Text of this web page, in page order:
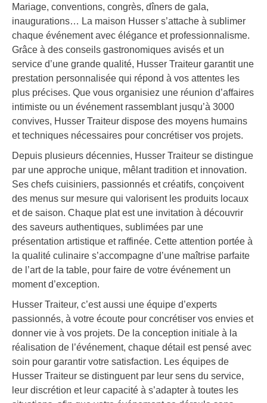
Mariage, conventions, congrès, dîners de gala,
inaugurations… La maison Husser s’attache à sublimer
chaque événement avec élégance et professionnalisme.
Grâce à des conseils gastronomiques avisés et un
service d’une grande qualité, Husser Traiteur garantit une
prestation personnalisée qui répond à vos attentes les
plus précises. Que vous organisiez une réunion d’affaires
intimiste ou un événement rassemblant jusqu’à 3000
convives, Husser Traiteur dispose des moyens humains
et techniques nécessaires pour concrétiser vos projets.
Depuis plusieurs décennies, Husser Traiteur se distingue
par une approche unique, mêlant tradition et innovation.
Ses chefs cuisiniers, passionnés et créatifs, conçoivent
des menus sur mesure qui valorisent les produits locaux
et de saison. Chaque plat est une invitation à découvrir
des saveurs authentiques, sublimées par une
présentation artistique et raffinée. Cette attention portée à
la qualité culinaire s’accompagne d’une maîtrise parfaite
de l’art de la table, pour faire de votre événement un
moment d’exception.
Husser Traiteur, c’est aussi une équipe d’experts
passionnés, à votre écoute pour concrétiser vos envies et
donner vie à vos projets. De la conception initiale à la
réalisation de l’événement, chaque détail est pensé avec
soin pour garantir votre satisfaction. Les équipes de
Husser Traiteur se distinguent par leur sens du service,
leur discrétion et leur capacité à s’adapter à toutes les